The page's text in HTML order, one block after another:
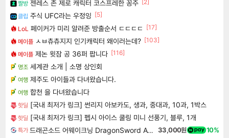
짤방 젠레스 존 제로 캐릭터 코스프레한 꽁주 [2]
클립 주식 UFC라는 우정잉 [5]
LoL 페이커가 미리 알려준 방출순서 ㄷㄷㄷㄷ
[17]
메이플 ㅅㅂ츄츄지지 인기캐릭터 왜이러는데? [103]
메이플 제논 윗잠 공 36퍼 팝니다 [116]
명조 세계관 소개 | 소명 상인회
여행 제주도 아이들과 다녀왔습니다.
여행 합천 을 다녀왔습니다
핫딜 [국내 최저가 링크] 썬리지 아보카도, 생과, 중대과, 10과, 1박스
핫딜 [국내 최저가 링크] 펩시 아이스 쿨링 미니 선풍기, 블루, 1개
특가 드래곤소드 어웨이크닝 DragonSword Awakening 33,000원 10%